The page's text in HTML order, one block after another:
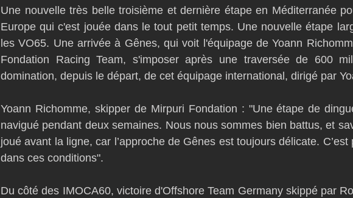
Une nouvelle très belle troisième et dernière étape en Méditerranée
Europe qui c'est jouée dans le tout petit temps. Une nouvelle étape
les VO65. Une arrivée à Gênes, qui voit l'équipage de Yoann
Fondation Racing Team, s'imposer après une traversée de 600
domination, depuis le départ, de cet équipage international, dirigé par
Yoann Richomme, skipper de Mirpuri Fondation : "Une étape de
navigué pendant deux semaines. Nous nous sommes bien battus, et
joué avant la ligne, car l’approche de Gênes est toujours délicate. C’est
dans ces conditions".
Du côté des IMOCA60, victoire d'Offshore Team Germany skippé par